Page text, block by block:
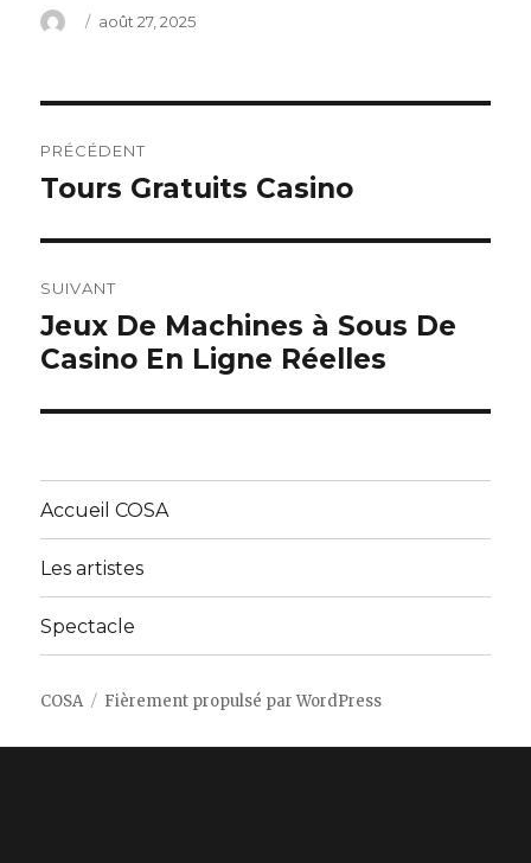
Auteur
Publié
août 27, 2025
de
PRÉCÉDENT
Article
Tours Gratuits Casino
SUIVANT
Article
suivant :
Jeux De Machines à Sous De
Casino En Ligne Réelles
Accueil COSA
Les artistes
Spectacle
COSA Fièrement propulsé par WordPress